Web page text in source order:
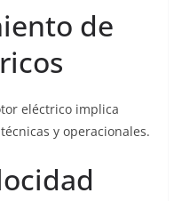
de
eléctrico implica
y operacionales.